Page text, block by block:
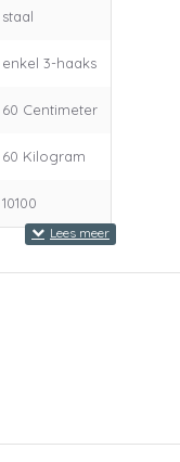
staal
enkel 3-haaks
60 Centimeter
60 Kilogram
10100